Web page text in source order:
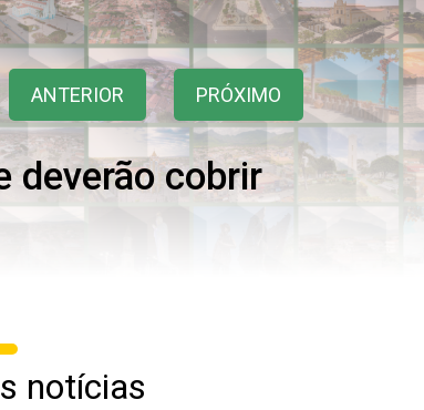
ANTERIOR PRÓXIMO
deverão cobrir
notícias